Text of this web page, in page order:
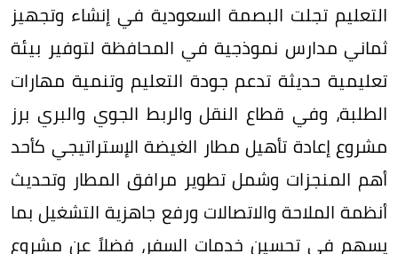
التعليم تجلت البصمة السعودية في إنشاء وتجهيز
ثماني مدارس نموذجية في المحافظة لتوفير بيئة
تعليمية حديثة تدعم جودة التعليم وتنمية مهارات
الطلبة، وفي قطاع النقل والربط الجوي والبري برز
مشروع إعادة تأهيل مطار الغيضة الإستراتيجي كأحد
أهم المنجزات وشمل تطوير مرافق المطار وتحديث
أنظمة الملاحة والاتصالات ورفع جاهزية التشغيل بما
يسهم في تحسين خدمات السفر، فضلاً عن مشروع